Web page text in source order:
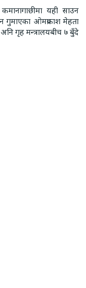
यही साउन
गुमाएका ओमप्रकाश मेहता
गृह मन्त्रालयबीच ७ बुँदे